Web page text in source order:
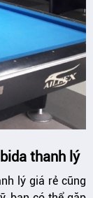
thanh lý
lý giá rẻ cũng